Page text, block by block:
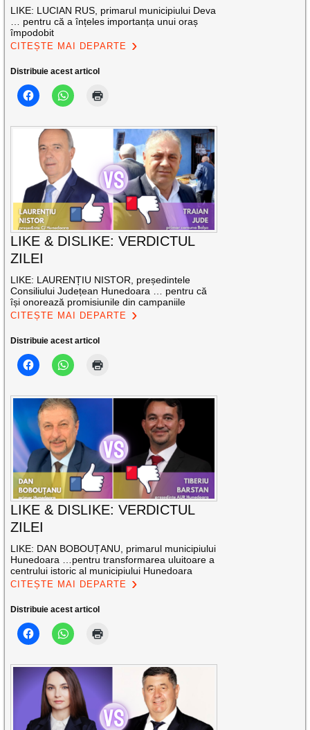
LIKE: LUCIAN RUS, primarul municipiului Deva
… pentru că a înțeles importanța unui oraș
împodobit
CITEȘTE MAI DEPARTE
Distribuie acest articol
LIKE & DISLIKE: VERDICTUL
ZILEI
LIKE: LAURENȚIU NISTOR, președintele
Consiliului Județean Hunedoara … pentru că
își onorează promisiunile din campaniile
CITEȘTE MAI DEPARTE
Distribuie acest articol
LIKE & DISLIKE: VERDICTUL
ZILEI
LIKE: DAN BOBOUȚANU, primarul municipiului
Hunedoara …pentru transformarea uluitoare a
centrului istoric al municipiului Hunedoara
CITEȘTE MAI DEPARTE
Distribuie acest articol